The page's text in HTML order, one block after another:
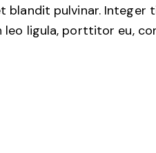
blandit pulvinar.
ligula, porttitor eu,